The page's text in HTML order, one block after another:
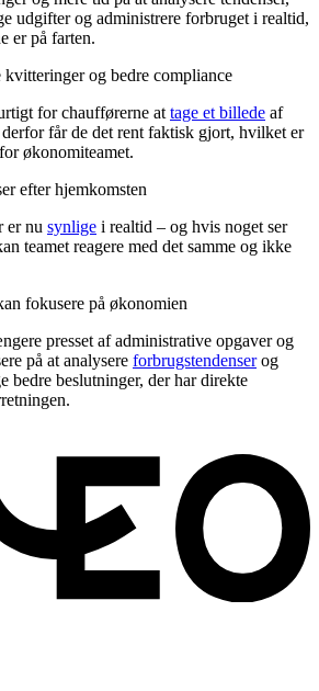
udgifter og administrere forbruget i realtid,
er på farten.
og bedre compliance
for chaufførerne at tage et billede af
får de det rent faktisk gjort, hvilket er
økonomiteamet.
efter hjemkomsten
er nu synlige i realtid – og hvis noget ser
teamet reagere med det samme og ikke
fokusere på økonomien
presset af administrative opgaver og
på at analysere forbrugstendenserog
bedre beslutninger, der har direkte